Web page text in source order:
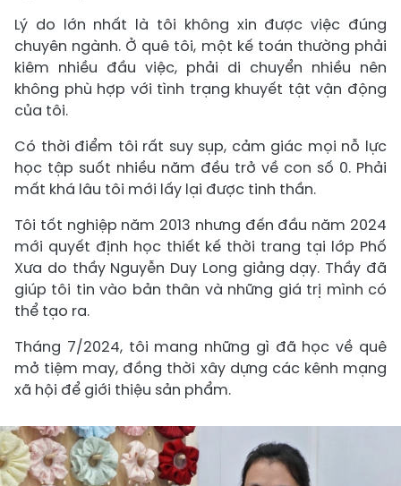
Lý do lớn nhất là tôi không xin được việc đúng
chuyên ngành. Ở quê tôi, một kế toán thường phải
kiêm nhiều đầu việc, phải di chuyển nhiều nên
không phù hợp với tình trạng khuyết tật vận động
của tôi.
Có thời điểm tôi rất suy sụp, cảm giác mọi nỗ lực
học tập suốt nhiều năm đều trở về con số 0. Phải
mất khá lâu tôi mới lấy lại được tinh thần.
Tôi tốt nghiệp năm 2013 nhưng đến đầu năm 2024
mới quyết định học thiết kế thời trang tại lớp Phố
Xưa do thầy Nguyễn Duy Long giảng dạy. Thầy đã
giúp tôi tin vào bản thân và những giá trị mình có
thể tạo ra.
Tháng 7/2024, tôi mang những gì đã học về quê
mở tiệm may, đồng thời xây dựng các kênh mạng
xã hội để giới thiệu sản phẩm.